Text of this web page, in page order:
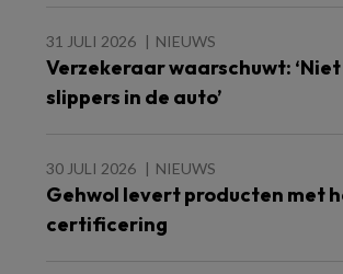
31 JULI 2026 NIEUWS
Verzekeraar waarschuwt:
slippers in de auto’
30 JULI 2026 NIEUWS
Gehwol levert producten met
certificering